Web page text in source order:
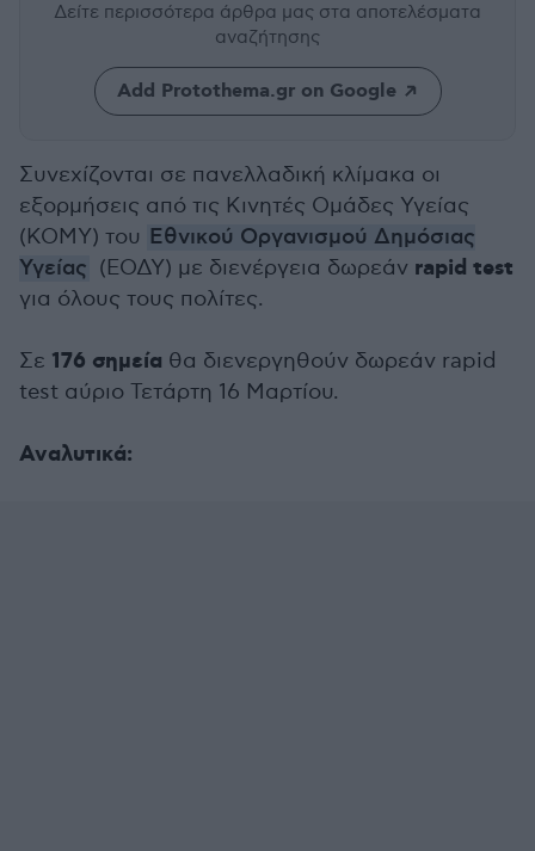
Δείτε περισσότερα άρθρα μας στα αποτελέσματα
αναζήτησης
Add Protothema.gr on Google
Συνεχίζονται σε πανελλαδική κλίμακα οι
εξορμήσεις από τις Κινητές Ομάδες Υγείας
(ΚΟΜΥ) του Εθνικού Οργανισμού Δημόσιας
Υγείας (ΕΟΔΥ) με διενέργεια δωρεάν rapid test
για όλους τους πολίτες.
Σε 176 σημεία θα διενεργηθούν δωρεάν rapid
test αύριο Τετάρτη 16 Μαρτίου.
Αναλυτικά: